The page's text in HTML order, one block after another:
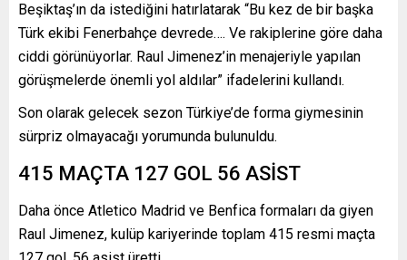
Beşiktaş’ın da istediğini hatırlatarak “Bu kez de bir başka
Türk ekibi Fenerbahçe devrede…. Ve rakiplerine göre daha
ciddi görünüyorlar. Raul Jimenez’in menajeriyle yapılan
görüşmelerde önemli yol aldılar” ifadelerini kullandı.
Son olarak gelecek sezon Türkiye’de forma giymesinin
sürpriz olmayacağı yorumunda bulunuldu.
415 MAÇTA 127 GOL 56 ASİST
Daha önce Atletico Madrid ve Benfica formaları da giyen
Raul Jimenez, kulüp kariyerinde toplam 415 resmi maçta